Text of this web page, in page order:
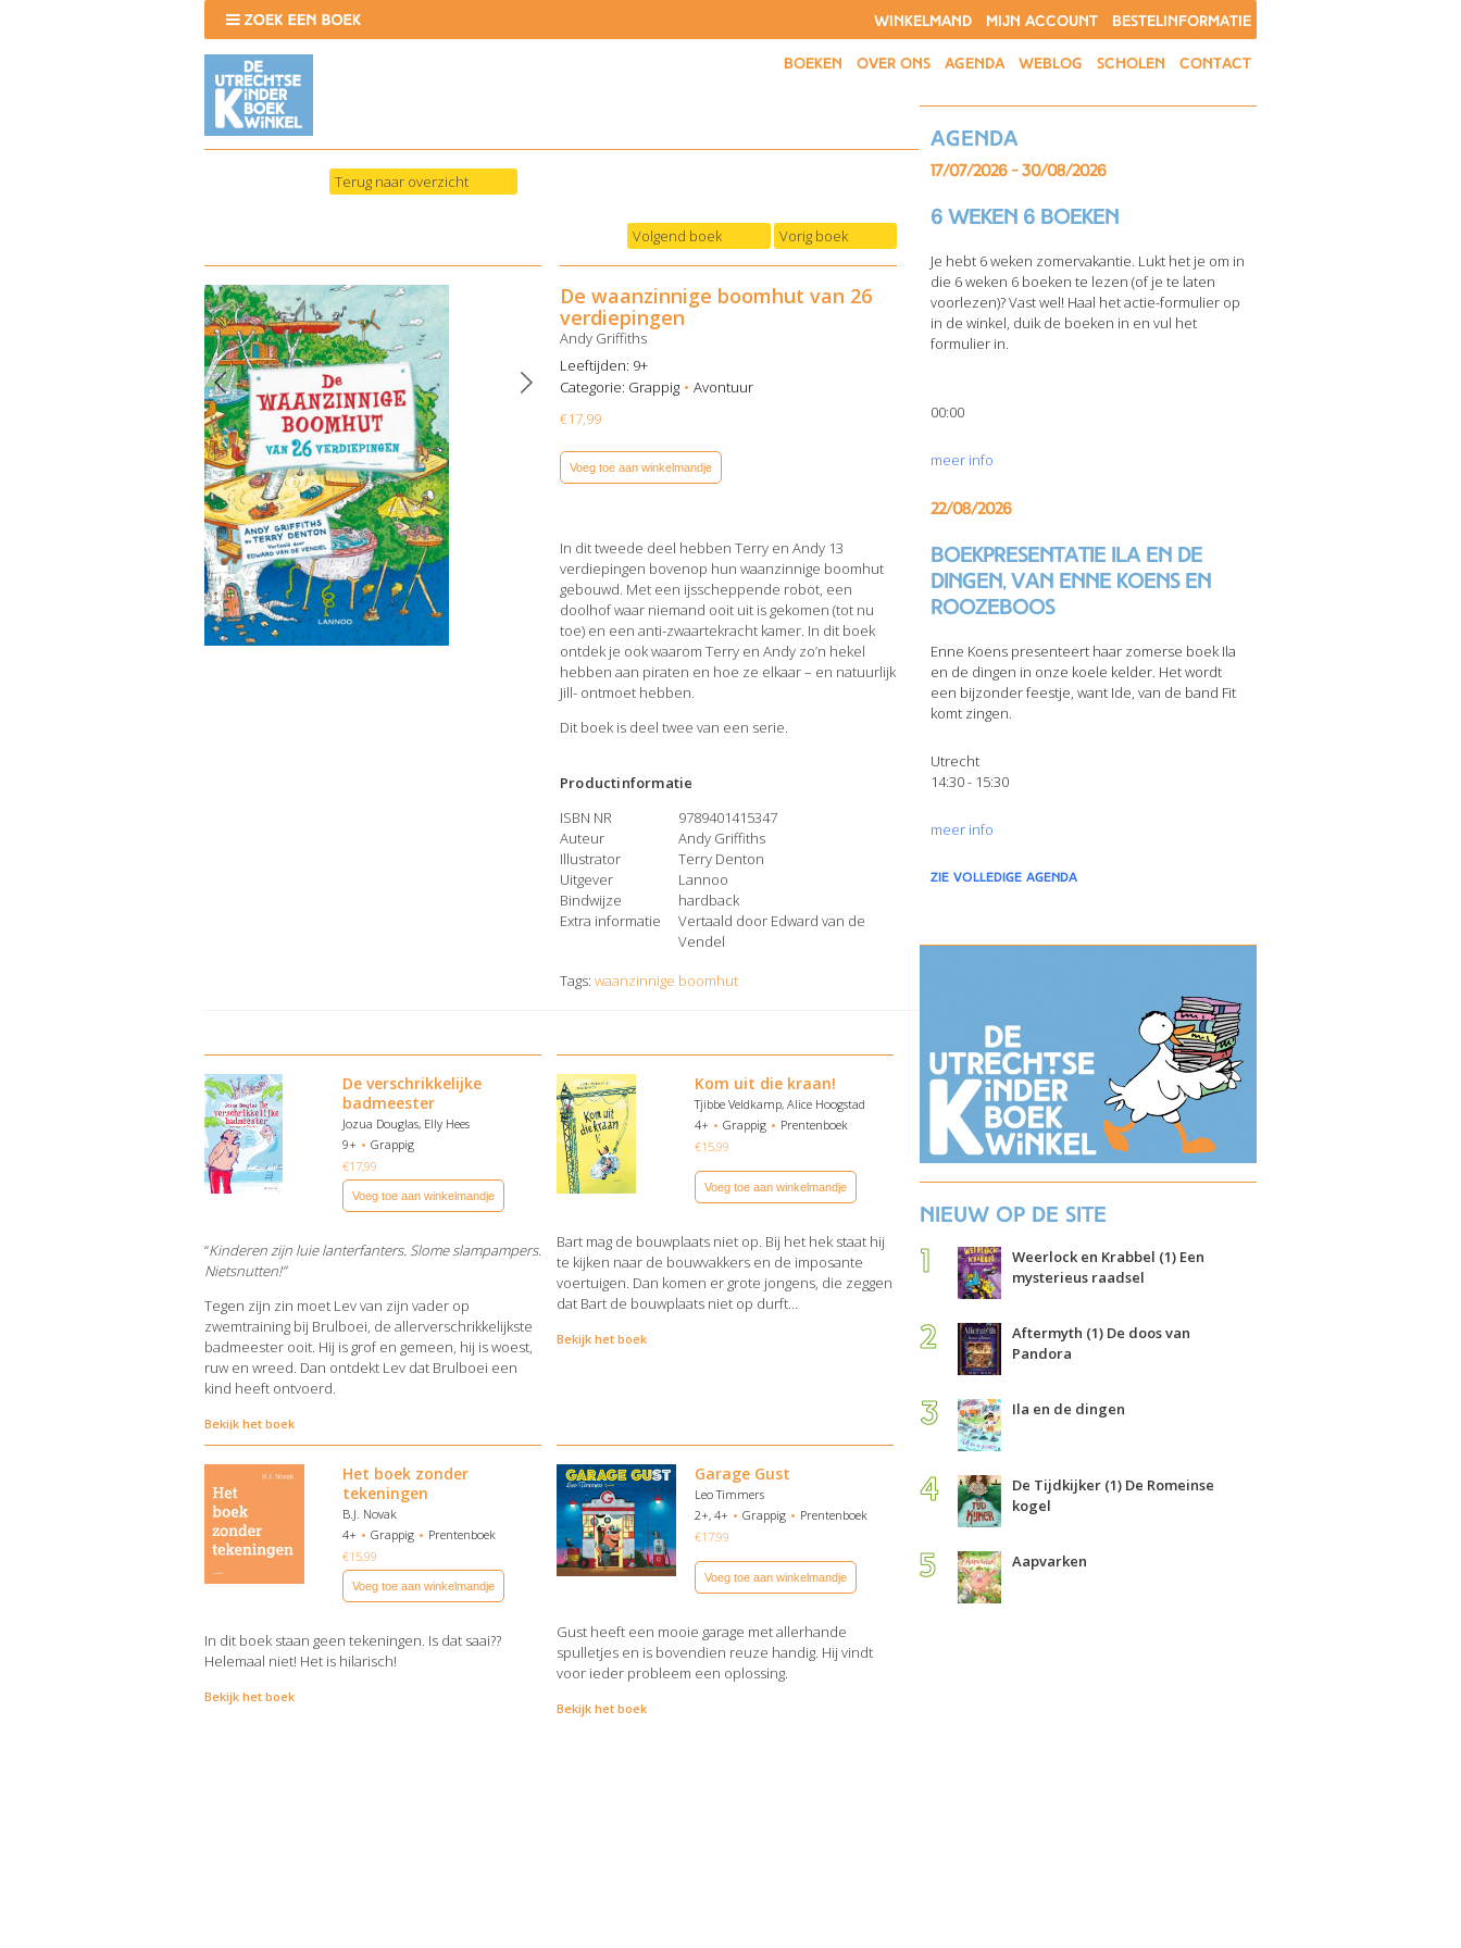
WINKELMAND MIJN ACCOUNT BESTELINFORMATIE
BOEKEN OVER ONS AGENDA WEBLOG SCHOLEN CONTACT
Terug naar overzicht
Volgend boek Vorig boek
De waanzinnige boomhut van 26
verdiepingen
Andy Griffiths
Leeftijden: 9+
Categorie: Grappig
Avontuur
€17,99
Voeg toe aan winkelmandje
In dit tweede deel hebben Terry en Andy 13
verdiepingen bovenop hun waanzinnige boomhut
gebouwd. Met een ijsscheppende robot, een
doolhof waar niemand ooit uit is gekomen (tot nu
toe) en een anti-zwaartekracht kamer. In dit boek
ontdek je ook waarom Terry en Andy zo’n hekel
hebben aan piraten en hoe ze elkaar – en natuurlijk
Jill- ontmoet hebben.
Dit boek is deel twee van een serie.
Productinformatie
ISBN NR
9789401415347
Auteur
Andy Griffiths
Illustrator
Terry Denton
Uitgever
Lannoo
Bindwijze
hardback
Extra informatie
Vertaald door Edward van de
Vendel
Tags: waanzinnige boomhut
De verschrikkelijke
badmeester
Jozua Douglas, Elly Hees
9+
Grappig
€17,99
Voeg toe aan winkelmandje
“Kinderen zijn luie lanterfanters. Slome slampampers.
Nietsnutten!”
Tegen zijn zin moet Lev van zijn vader op
zwemtraining bij Brulboei, de allerverschrikkelijkste
badmeester ooit. Hij is grof en gemeen, hij is woest,
ruw en wreed. Dan ontdekt Lev dat Brulboei een
kind heeft ontvoerd.
Bekijk het boek
Kom uit die kraan!
Tjibbe Veldkamp, Alice Hoogstad
4+
Grappig
Prentenboek
€15,99
Voeg toe aan winkelmandje
Bart mag de bouwplaats niet op. Bij het hek staat hij
te kijken naar de bouwvakkers en de imposante
voertuigen. Dan komen er grote jongens, die zeggen
dat Bart de bouwplaats niet op durft…
Bekijk het boek
Het boek zonder
tekeningen
B.J. Novak
4+
Grappig
Prentenboek
€15,99
Voeg toe aan winkelmandje
In dit boek staan geen tekeningen. Is dat saai??
Helemaal niet! Het is hilarisch!
Bekijk het boek
Garage Gust
Leo Timmers
2+, 4+
Grappig
Prentenboek
€17,99
Voeg toe aan winkelmandje
Gust heeft een mooie garage met allerhande
spulletjes en is bovendien reuze handig. Hij vindt
voor ieder probleem een oplossing.
Bekijk het boek
Agenda
17/07/2026 - 30/08/2026
6 weken 6 boeken
Je hebt 6 weken zomervakantie. Lukt het je om in
die 6 weken 6 boeken te lezen (of je te laten
voorlezen)? Vast wel! Haal het actie-formulier op
in de winkel, duik de boeken in en vul het
formulier in.
00:00
meer info
22/08/2026
Boekpresentatie Ila en de
dingen, van Enne Koens en
Roozeboos
Enne Koens presenteert haar zomerse boek Ila
en de dingen in onze koele kelder. Het wordt
een bijzonder feestje, want Ide, van de band Fit
komt zingen.
Utrecht
14:30 - 15:30
meer info
zie volledige agenda
Nieuw op de site
Weerlock en Krabbel (1) Een
mysterieus raadsel
Aftermyth (1) De doos van
Pandora
Ila en de dingen
De Tijdkijker (1) De Romeinse
kogel
Aapvarken